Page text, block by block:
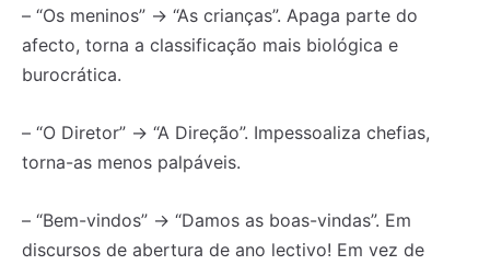
– “Os meninos” → “As crianças”. Apaga parte do
afecto, torna a classificação mais biológica e
burocrática.
– “O Diretor” → “A Direção”. Impessoaliza chefias,
torna-as menos palpáveis.
– “Bem-vindos” → “Damos as boas-vindas”. Em
discursos de abertura de ano lectivo! Em vez de